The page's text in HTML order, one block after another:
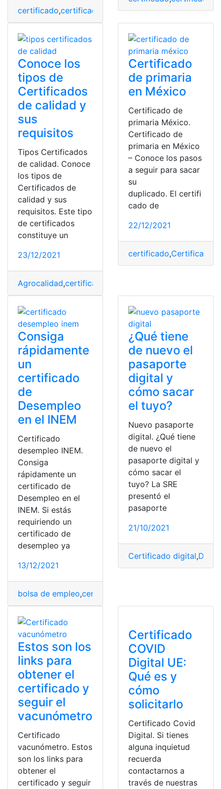
certificado,certificado de actividades,Certificado de
Conoce los
tipos de
Certificados
de calidad y
sus
requisitos
Tipos Certificados
de calidad. Conoce
los tipos de
Certificados de
calidad y sus
requisitos. Este tipo
de certificados
constituye un
23/12/2021
Agrocalidad,certificado
Certificado
de primaria
en México
Certificado de
primaria México.
Certificado de
primaria en México
– Conoce los pasos
a seguir para sacar
su
duplicado. El certifi
cado de
22/12/2021
certificado,Certificado
Consiga
rápidamente
un
certificado
de
Desempleo
en el INEM
Certificado
desempleo INEM.
Consiga
rápidamente un
certificado de
Desempleo en el
INEM. Si estás
requiriendo un
certificado de
desempleo ya
13/12/2021
bolsa de empleo,certificado
¿Qué tiene
de nuevo el
pasaporte
digital y
cómo sacar
el tuyo?
Nuevo pasaporte
digital. ¿Qué tiene
de nuevo el
pasaporte digital y
cómo sacar el
tuyo? La SRE
presentó el
pasaporte
21/10/2021
Certificado digital,
Estos son los
links para
obtener el
certificado y
seguir el
vacunómetro
Certificado
vacunómetro. Estos
son los links para
obtener el
certificado y seguir
Certificado
COVID
Digital UE:
Qué es y
cómo
solicitarlo
Certificado Covid
Digital. Si tienes
alguna inquietud
recuerda
contactarnos a
través de nuestras